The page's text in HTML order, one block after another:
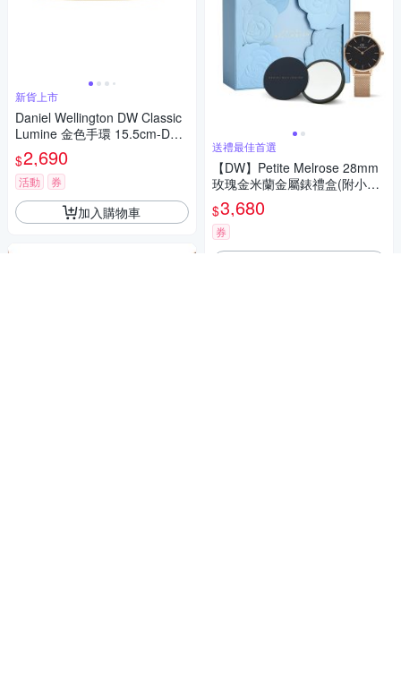
新貨上市
Daniel Wellington DW Classic
Lumine 金色手環 15.5cm-DW0
0401743
$2,690
活動 券
加入購物車
送禮最佳首選
【DW】Petite Melrose 28mm
玫瑰金米蘭金屬錶禮盒(附小圓
鏡)
$3,680
券